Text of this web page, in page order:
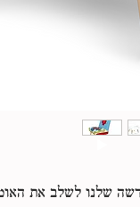
שלנו לשלב את